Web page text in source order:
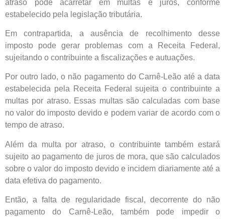
atraso pode acarretar em multas e juros, conforme
estabelecido pela legislação tributária.
Em contrapartida, a ausência de recolhimento desse
imposto pode gerar problemas com a Receita Federal,
sujeitando o contribuinte a fiscalizações e autuações.
Por outro lado, o não pagamento do Carnê-Leão até a data
estabelecida pela Receita Federal sujeita o contribuinte a
multas por atraso. Essas multas são calculadas com base
no valor do imposto devido e podem variar de acordo com o
tempo de atraso.
Além da multa por atraso, o contribuinte também estará
sujeito ao pagamento de juros de mora, que são calculados
sobre o valor do imposto devido e incidem diariamente até a
data efetiva do pagamento.
Então, a falta de regularidade fiscal, decorrente do não
pagamento do Carnê-Leão, também pode impedir o